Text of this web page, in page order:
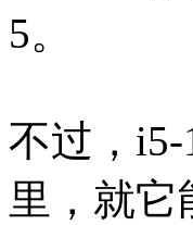
5。
不过，i5-
里，就它